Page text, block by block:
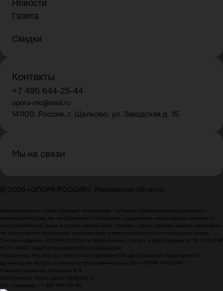
Новости
Газета
Скидки
Контакты
+7 495 644-25-44
opora-mo@mail.ru
141100, Россия, г. Щелково, ул. Заводская д. 15
Мы на связи
© 2026 «ОПОРА РОССИИ»: Московская область
Комментарии на сайте проходят модерацию. Согласно требованиям российского
законодательства, мы не публикуем сообщения, содержащие нецензурную лексику и/
или оскорбления, даже в случае замены букв точками, тире и любыми иными символами.
Не допускаются сообщения, призывающие к межнациональной и социальной розни.
Сетевое издание «ОПОРА РОССИИ в Подмосковье», запись о регистрации от 19.11.2018 №
ФС77-74363, зарегистрировано Роскомнадзором.
Учредитель: Московское областное отделение Общероссийской общественной
организации малого и среднего предпринимательства «ОПОРА РОССИИ»
Главный редактор: Косицына А.А.
Электронная почта: opora-mo@mail.ru
Тел. редакции: +7 495 644-25-44